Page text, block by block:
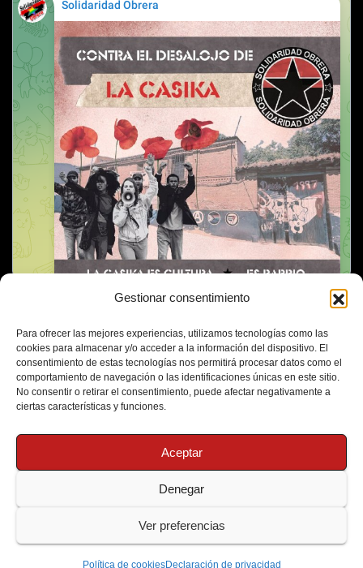
Gestionar consentimiento
Para ofrecer las mejores experiencias, utilizamos tecnologías como las
cookies para almacenar y/o acceder a la información del dispositivo. El
consentimiento de estas tecnologías nos permitirá procesar datos como el
comportamiento de navegación o las identificaciones únicas en este sitio.
No consentir o retirar el consentimiento, puede afectar negativamente a
ciertas características y funciones.
Aceptar
Denegar
Ver preferencias
Política de cookiesDeclaración de privacidad